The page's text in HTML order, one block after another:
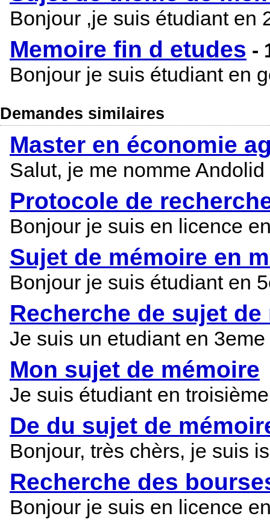
Bonjour ,je suis étudiant en
Memoire fin d etudes -
Bonjour je suis étudiant en
Demandes similaires
Master en économie
Salut, je me nomme
Protocole de
Bonjour je suis en licence
Sujet de mémoire en
Bonjour je suis étudiant en
Recherche de sujet
Je suis un etudiant en
Mon sujet de mémoire
Je suis étudiant en
De du sujet de
Bonjour, très chèrs, je suis
Recherche des
Bonjour je suis en licence